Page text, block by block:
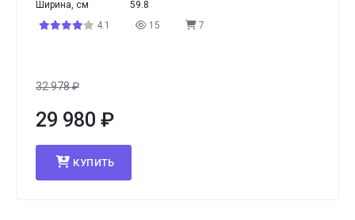
Ширина, см
59.8
4.1
15 7
32 978₽
29 980 ₽
КУПИТЬ